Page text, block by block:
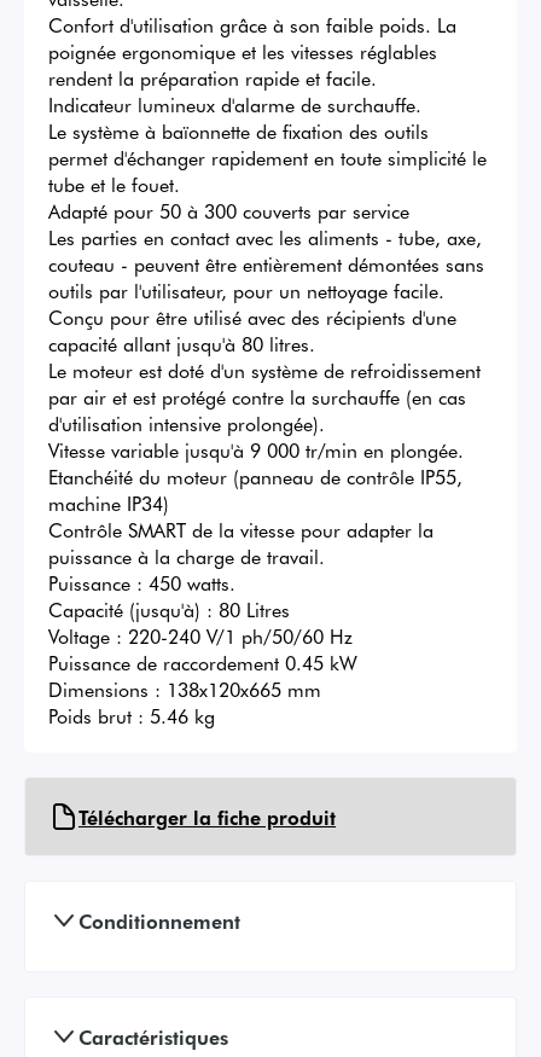
Confort d'utilisation grâce à son faible poids. La
poignée ergonomique et les vitesses réglables
rendent la préparation rapide et facile.
Indicateur lumineux d'alarme de surchauffe.
Le système à baïonnette de fixation des outils
permet d'échanger rapidement en toute simplicité le
tube et le fouet.
Adapté pour 50 à 300 couverts par service
Les parties en contact avec les aliments - tube, axe,
couteau - peuvent être entièrement démontées sans
outils par l'utilisateur, pour un nettoyage facile.
Conçu pour être utilisé avec des récipients d'une
capacité allant jusqu'à 80 litres.
Le moteur est doté d'un système de refroidissement
par air et est protégé contre la surchauffe (en cas
d'utilisation intensive prolongée).
Vitesse variable jusqu'à 9 000 tr/min en plongée.
Etanchéité du moteur (panneau de contrôle IP55,
machine IP34)
Contrôle SMART de la vitesse pour adapter la
puissance à la charge de travail.
Puissance : 450 watts.
Capacité (jusqu'à) : 80 Litres
Voltage : 220-240 V/1 ph/50/60 Hz
Puissance de raccordement 0.45 kW
Dimensions : 138x120x665 mm
Poids brut : 5.46 kg
Télécharger la fiche produit
Conditionnement
Caractéristiques